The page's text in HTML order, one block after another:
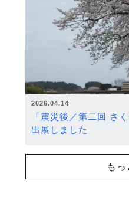
2026.04.14
「震災後／第二回 さ
出展しました
もっ